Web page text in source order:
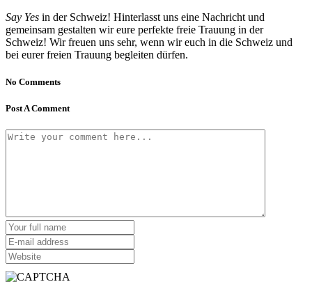
Say Yes in der Schweiz! Hinterlasst uns eine Nachricht und
gemeinsam gestalten wir eure perfekte freie Trauung in der
Schweiz! Wir freuen uns sehr, wenn wir euch in die Schweiz und
bei eurer freien Trauung begleiten dürfen.
No Comments
Post A Comment